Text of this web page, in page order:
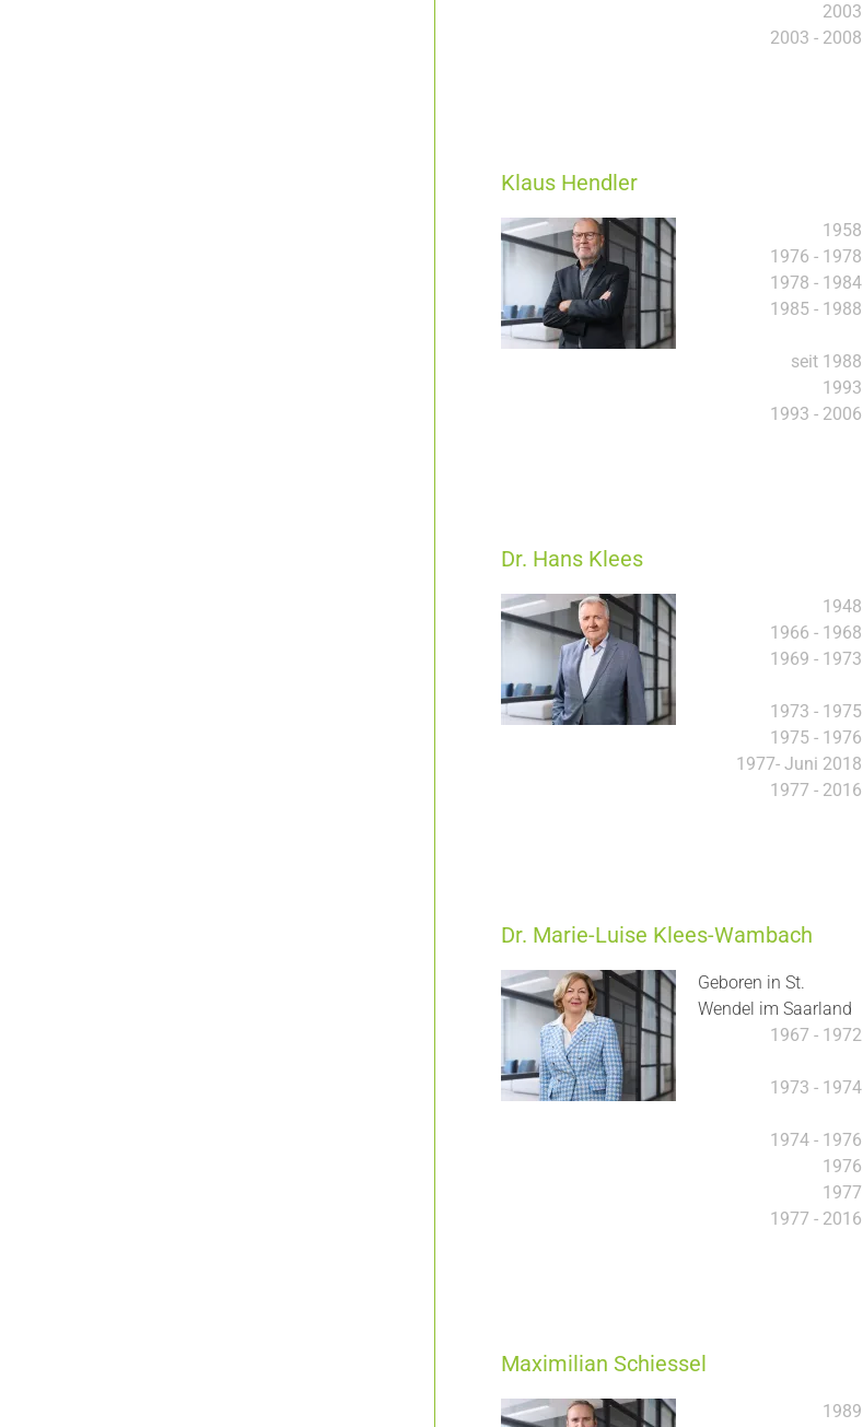
2003
2003 - 2008
Klaus Hendler
1958
1976 - 1978
1978 - 1984
1985 - 1988
seit 1988
1993
1993 - 2006
Dr. Hans Klees
1948
1966 - 1968
1969 - 1973
1973 - 1975
1975 - 1976
1977- Juni 2018
1977 - 2016
Dr. Marie-Luise Klees-Wambach
Geboren in St.
Wendel im Saarland
1967 - 1972
1973 - 1974
1974 - 1976
1976
1977
1977 - 2016
Maximilian Schiessel
1989